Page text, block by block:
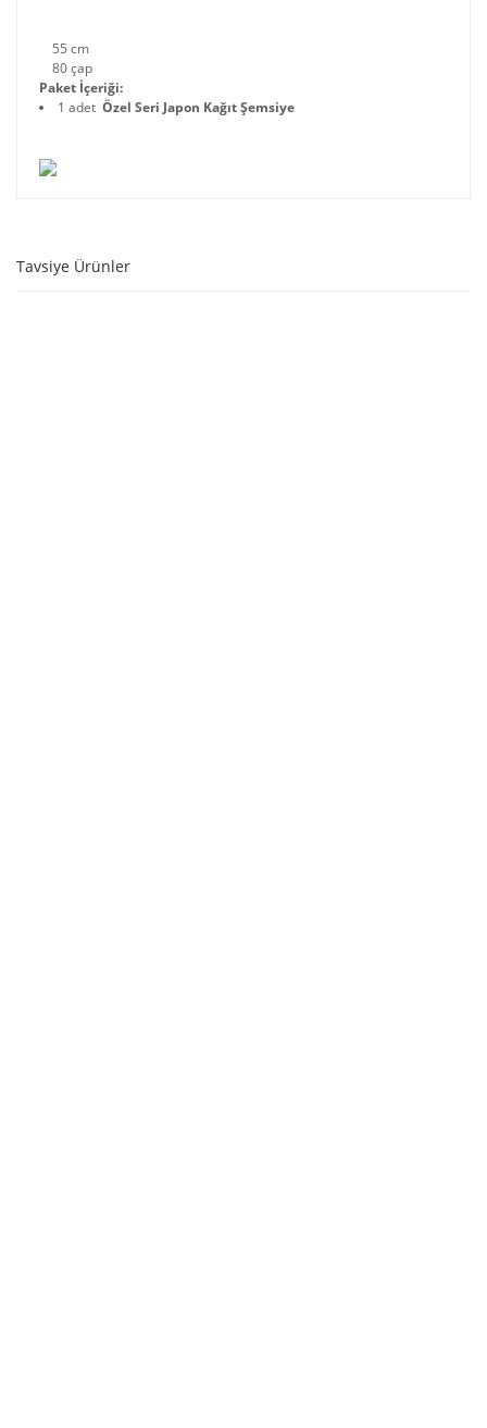
55 cm
80 çap
Paket İçeriği:
1 adet Özel Seri Japon Kağıt Şemsiye
Tavsiye Ürünler